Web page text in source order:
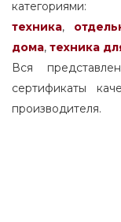
техника,
дома, техника
Вся
сертификаты
производителя.